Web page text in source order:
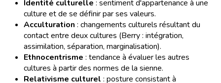
Identité culturelle : sentiment d'appartenance à une
culture et de se définir par ses valeurs.
Acculturation : changements culturels résultant du
contact entre deux cultures (Berry : intégration,
assimilation, séparation, marginalisation).
Ethnocentrisme : tendance à évaluer les autres
cultures à partir des normes de la sienne.
Relativisme culturel : posture consistant à